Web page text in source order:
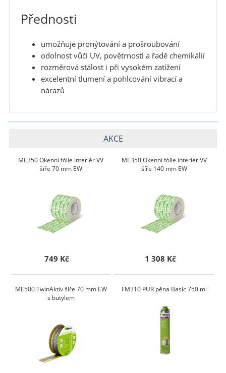
Přednosti
umožňuje pronýtování a prošroubování
odolnost vůči UV, povětrnosti a řadě chemikálií
rozměrová stálost i při vysokém zatížení
excelentní tlumení a pohlcování vibrací a
nárazů
AKCE
ME350 Okenní fólie interiér VV
šíře 70 mm EW
749 Kč
ME350 Okenní fólie interiér VV
šíře 140 mm EW
1 308 Kč
ME500 TwinAktiv šíře 70 mm EW
s butylem
FM310 PUR pěna Basic 750 ml